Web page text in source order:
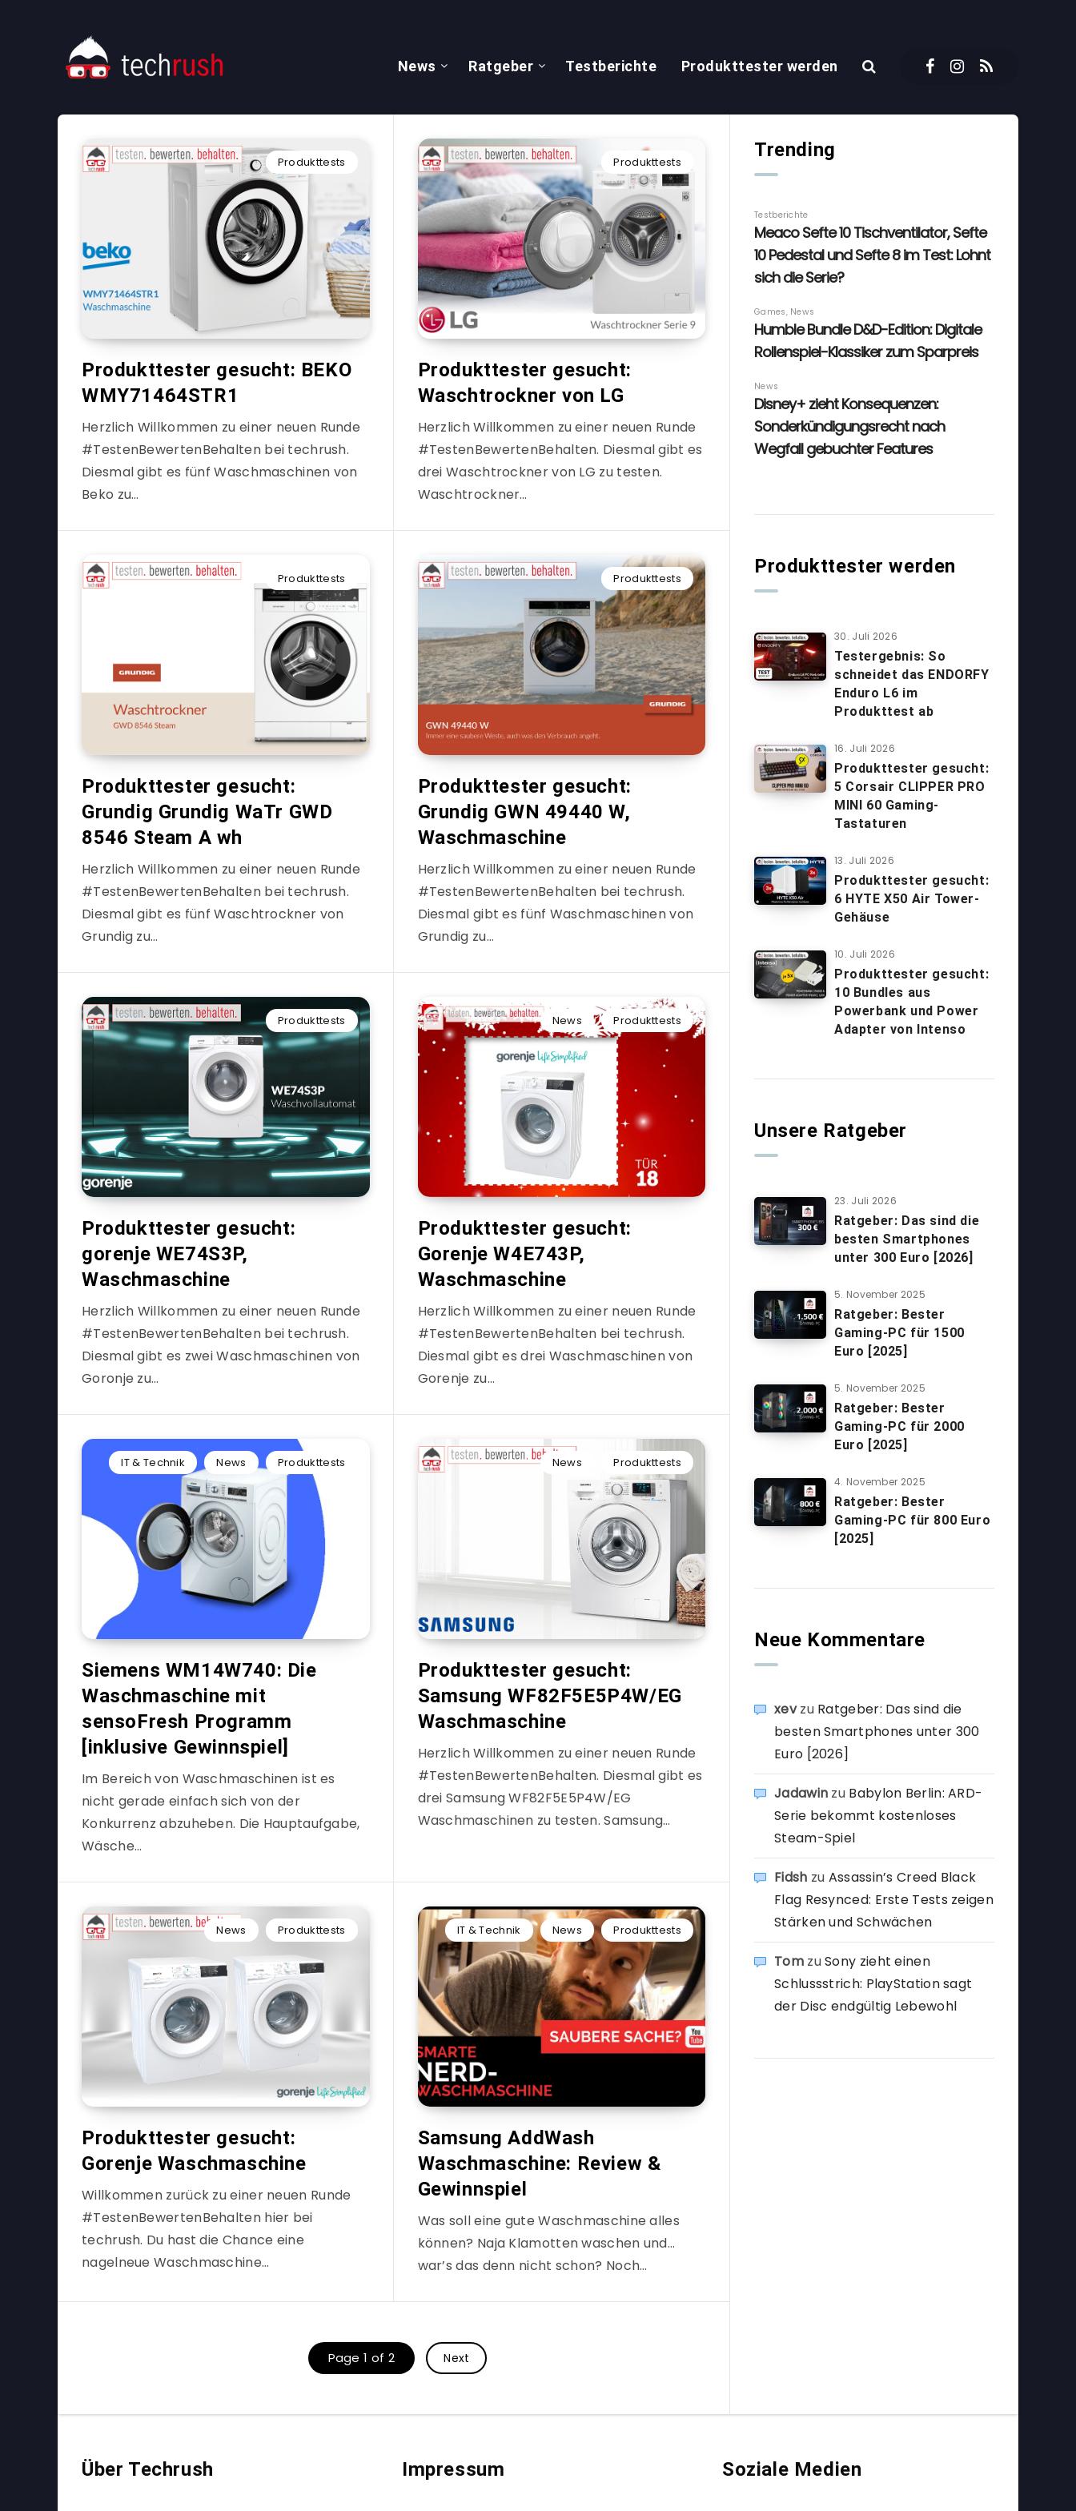
News Ratgeber Testberichte Produkttester werden
Produkttests
Produkttester gesucht: BEKO
WMY71464STR1
Herzlich Willkommen zu einer neuen Runde
#TestenBewertenBehalten bei techrush.
Diesmal gibt es fünf Waschmaschinen von
Beko zu…
Produkttests
Produkttester gesucht:
Waschtrockner von LG
Herzlich Willkommen zu einer neuen Runde
#TestenBewertenBehalten. Diesmal gibt es
drei Waschtrockner von LG zu testen.
Waschtrockner…
Produkttests
Produkttester gesucht:
Grundig Grundig WaTr GWD
8546 Steam A wh
Herzlich Willkommen zu einer neuen Runde
#TestenBewertenBehalten bei techrush.
Diesmal gibt es fünf Waschtrockner von
Grundig zu…
Produkttests
Produkttester gesucht:
Grundig GWN 49440 W,
Waschmaschine
Herzlich Willkommen zu einer neuen Runde
#TestenBewertenBehalten bei techrush.
Diesmal gibt es fünf Waschmaschinen von
Grundig zu…
Produkttests
Produkttester gesucht:
gorenje WE74S3P,
Waschmaschine
Herzlich Willkommen zu einer neuen Runde
#TestenBewertenBehalten bei techrush.
Diesmal gibt es zwei Waschmaschinen von
Goronje zu…
News Produkttests
Produkttester gesucht:
Gorenje W4E743P,
Waschmaschine
Herzlich Willkommen zu einer neuen Runde
#TestenBewertenBehalten bei techrush.
Diesmal gibt es drei Waschmaschinen von
Gorenje zu…
IT & Technik News Produkttests
Siemens WM14W740: Die
Waschmaschine mit
sensoFresh Programm
[inklusive Gewinnspiel]
Im Bereich von Waschmaschinen ist es
nicht gerade einfach sich von der
Konkurrenz abzuheben. Die Hauptaufgabe,
Wäsche…
News Produkttests
Produkttester gesucht:
Samsung WF82F5E5P4W/EG
Waschmaschine
Herzlich Willkommen zu einer neuen Runde
#TestenBewertenBehalten. Diesmal gibt es
drei Samsung WF82F5E5P4W/EG
Waschmaschinen zu testen. Samsung…
News Produkttests
Produkttester gesucht:
Gorenje Waschmaschine
Willkommen zurück zu einer neuen Runde
#TestenBewertenBehalten hier bei
techrush. Du hast die Chance eine
nagelneue Waschmaschine…
IT & Technik News Produkttests
Samsung AddWash
Waschmaschine: Review &
Gewinnspiel
Was soll eine gute Waschmaschine alles
können? Naja Klamotten waschen und…
war’s das denn nicht schon? Noch…
Page 1 of 2 Next
Trending
Produkttester werden
30. Juli 2026
Testergebnis: So
schneidet das ENDORFY
Enduro L6 im
Produkttest ab
16. Juli 2026
Produkttester gesucht:
5 Corsair CLIPPER PRO
MINI 60 Gaming-
Tastaturen
13. Juli 2026
Produkttester gesucht:
6 HYTE X50 Air Tower-
Gehäuse
10. Juli 2026
Produkttester gesucht:
10 Bundles aus
Powerbank und Power
Adapter von Intenso
Unsere Ratgeber
23. Juli 2026
Ratgeber: Das sind die
besten Smartphones
unter 300 Euro [2026]
5. November 2025
Ratgeber: Bester
Gaming-PC für 1500
Euro [2025]
5. November 2025
Ratgeber: Bester
Gaming-PC für 2000
Euro [2025]
4. November 2025
Ratgeber: Bester
Gaming-PC für 800 Euro
[2025]
Neue Kommentare
xevzu Ratgeber: Das sind die
besten Smartphones unter 300
Euro [2026]
Jadawin zu Babylon Berlin: ARD-
Serie bekommt kostenloses
Steam-Spiel
Fidsh zu Assassin’s Creed Black
Flag Resynced: Erste Tests zeigen
Stärken und Schwächen
TomzuSony zieht einen
Schlussstrich: PlayStation sagt
der Disc endgültig Lebewohl
Über Techrush Impressum Soziale Medien